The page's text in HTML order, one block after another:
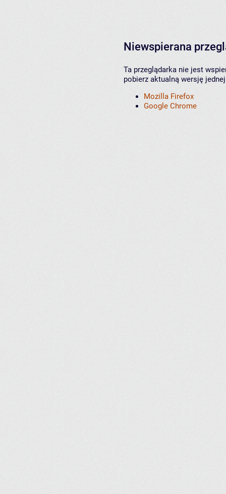
Niewspierana
Ta przeglądarka nie jest
pobierz aktualną wersję
Mozilla Firefox
Google Chrome